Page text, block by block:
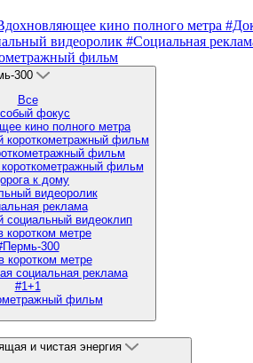
кино полного метра
видеоролик #Социальная
фильм
300
Все
фокус
кино полного метра
короткометражный фильм
фильм
фильм
к дому
видеоролик
реклама
социальный видеоклип
коротком метре
300
коротком метре
социальная реклама
#1+1
фильм
и чистая энергия